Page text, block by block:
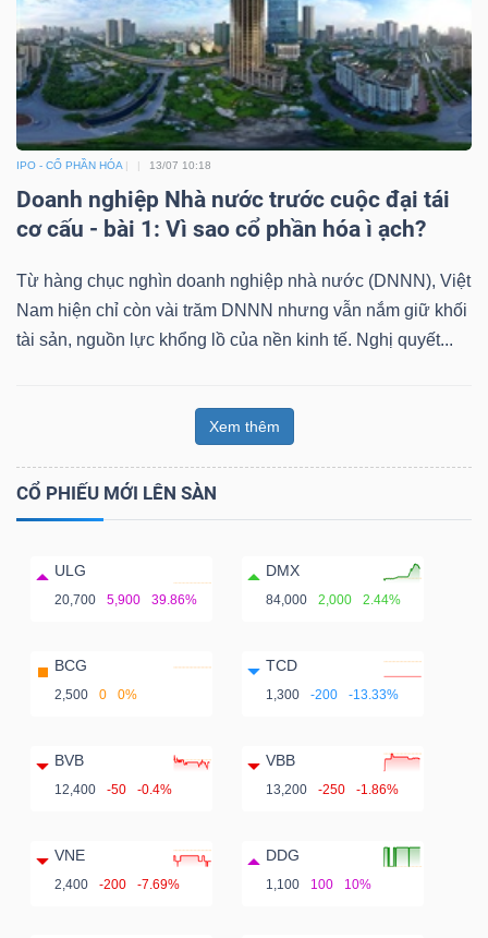
IPO - CỔ PHẦN HÓA 13/07 10:18
Doanh nghiệp Nhà nước trước cuộc đại tái
cơ cấu - bài 1: Vì sao cổ phần hóa ì ạch?
Từ hàng chục nghìn doanh nghiệp nhà nước (DNNN), Việt
Nam hiện chỉ còn vài trăm DNNN nhưng vẫn nắm giữ khối
tài sản, nguồn lực khổng lồ của nền kinh tế. Nghị quyết...
Xem thêm
CỔ PHIẾU MỚI LÊN SÀN
ULG
20,700 5,900 39.86%
DMX
84,000 2,000 2.44%
BCG
2,500 0 0%
TCD
1,300 -200 -13.33%
BVB
12,400 -50 -0.4%
VBB
13,200 -250 -1.86%
VNE
2,400 -200 -7.69%
DDG
1,100 100 10%